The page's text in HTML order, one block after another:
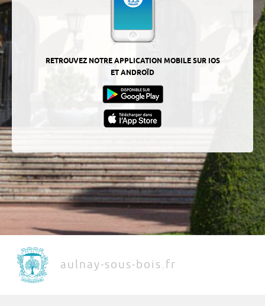
RETROUVEZ NOTRE APPLICATION MOBILE SUR IOS
ET ANDROÏD
aulnay-sous-bois.fr